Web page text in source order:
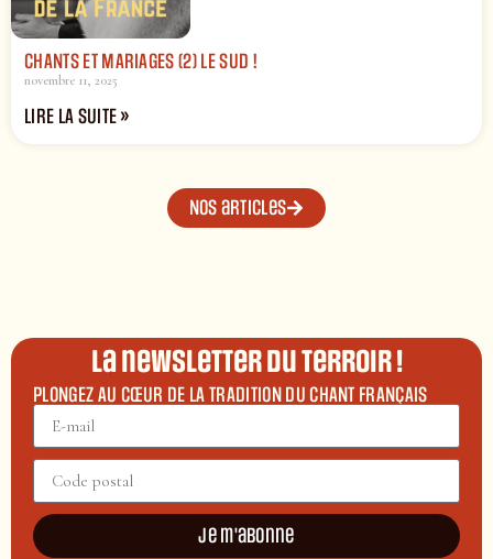
CHANTS ET MARIAGES (2) LE SUD !
novembre 11, 2025
LIRE LA SUITE »
Nos articles
La newsletter du terroir !
PLONGEZ AU CŒUR DE LA TRADITION DU CHANT FRANÇAIS
Je m'abonne